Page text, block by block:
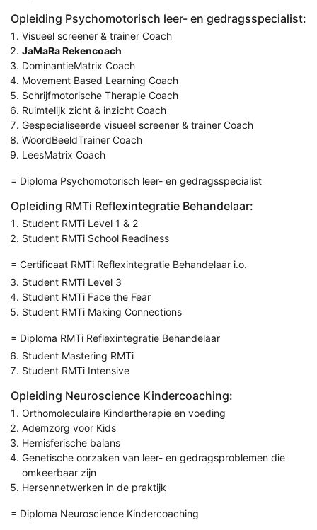
Opleiding Psychomotorisch leer- en gedragsspecialist:
Visueel screener & trainer Coach
JaMaRa Rekencoach
DominantieMatrix Coach
Movement Based Learning Coach
Schrijfmotorische Therapie Coach
Ruimtelijk zicht & inzicht Coach
Gespecialiseerde visueel screener & trainer Coach
WoordBeeldTrainer Coach
LeesMatrix Coach
= Diploma Psychomotorisch leer- en gedragsspecialist
Opleiding RMTi Reflexintegratie Behandelaar:
Student RMTi Level 1 & 2
Student RMTi School Readiness
= Certificaat RMTi Reflexintegratie Behandelaar i.o.
Student RMTi Level 3
Student RMTi Face the Fear
Student RMTi Making Connections
= Diploma RMTi Reflexintegratie Behandelaar
Student Mastering RMTi
Student RMTi Intensive
Opleiding Neuroscience Kindercoaching:
Orthomoleculaire Kindertherapie en voeding
Ademzorg voor Kids
Hemisferische balans
Genetische oorzaken van leer- en gedragsproblemen die
omkeerbaar zijn
Hersennetwerken in de praktijk
= Diploma Neuroscience Kindercoaching